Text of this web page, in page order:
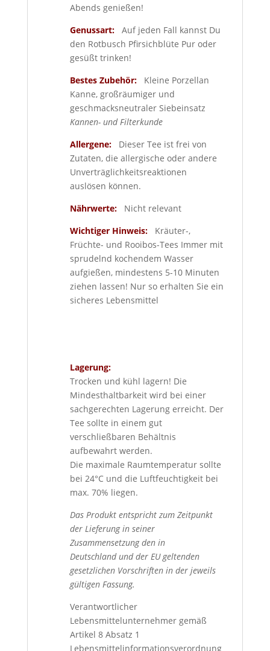
Abends genießen!
Genussart:Auf jeden Fall kannst Du
den Rotbusch Pfirsichblüte Pur oder
gesüßt trinken!
Bestes Zubehör:Kleine Porzellan
Kanne, großräumiger und
geschmacksneutraler Siebeinsatz
Kannen- und Filterkunde
Allergene:
Dieser Tee ist frei von
Zutaten, die allergische oder andere
Unverträglichkeitsreaktionen
auslösen können.
Nährwerte:Nicht relevant
Wichtiger Hinweis:
Kräuter-,
Früchte- und Rooibos-Tees Immer mit
sprudelnd kochendem Wasser
aufgießen, mindestens 5-10 Minuten
ziehen lassen! Nur so erhalten Sie ein
sicheres Lebensmittel
Lagerung:
Trocken und kühl lagern! Die
Mindesthaltbarkeit wird bei einer
sachgerechten Lagerung erreicht. Der
Tee sollte in einem gut
verschließbaren Behältnis
aufbewahrt werden.
Die maximale Raumtemperatur sollte
bei 24°C und die Luftfeuchtigkeit bei
max. 70% liegen.
Das Produkt entspricht zum Zeitpunkt
der Lieferung in seiner
Zusammensetzung den in
Deutschland und der EU geltenden
gesetzlichen Vorschriften in der jeweils
gültigen Fassung.
Verantwortlicher
Lebensmittelunternehmer gemäß
Artikel 8 Absatz 1
Lebensmittelinformationsverordnung